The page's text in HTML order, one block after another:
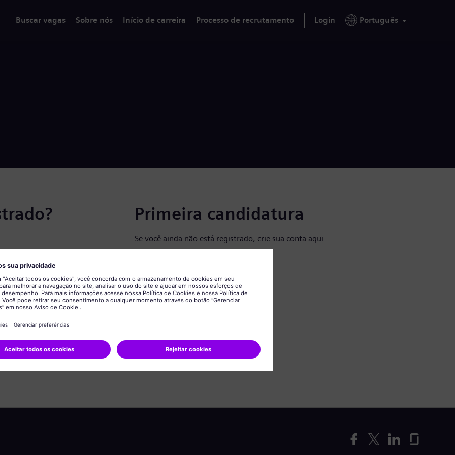
Buscar vagas Sobre nós Início de carreira Processo de recrutamento Login Português
Primeira candidatura
Se você ainda não está registrado, crie sua conta aqui.